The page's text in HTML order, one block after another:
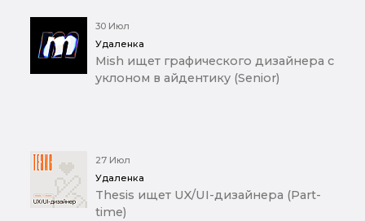
30 Июл
Удаленка
Mish ищет графического дизайнера с
уклоном в айдентику (Senior)
27 Июл
Удаленка
Thesis ищет UX/UI-дизайнера (Part-
time)